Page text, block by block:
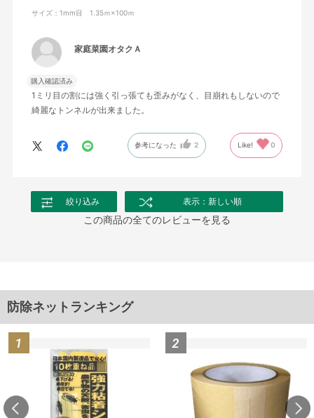
サイズ：1mm目 1.35ｍ×100ｍ
家庭菜園オタクＡ
購入確認済み
1ミリ目の割には強く引っ張ても歪みがなく、目崩れもしないので
綺麗なトンネルが出来ました。
参考になった 2 Like! 0
絞り込み 表示：新しい順
この商品の全てのレビューを見る
防除ネットランキング